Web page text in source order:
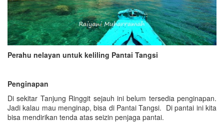
Perahu nelayan untuk keliling Pantai Tangsi
Penginapan
Di sekitar Tanjung Ringgit sejauh ini belum tersedia penginapan.
Jadi kalau mau menginap, bisa di Pantai Tangsi. Di pantai ini kita
bisa mendirikan tenda atas seizin penjaga pantai.